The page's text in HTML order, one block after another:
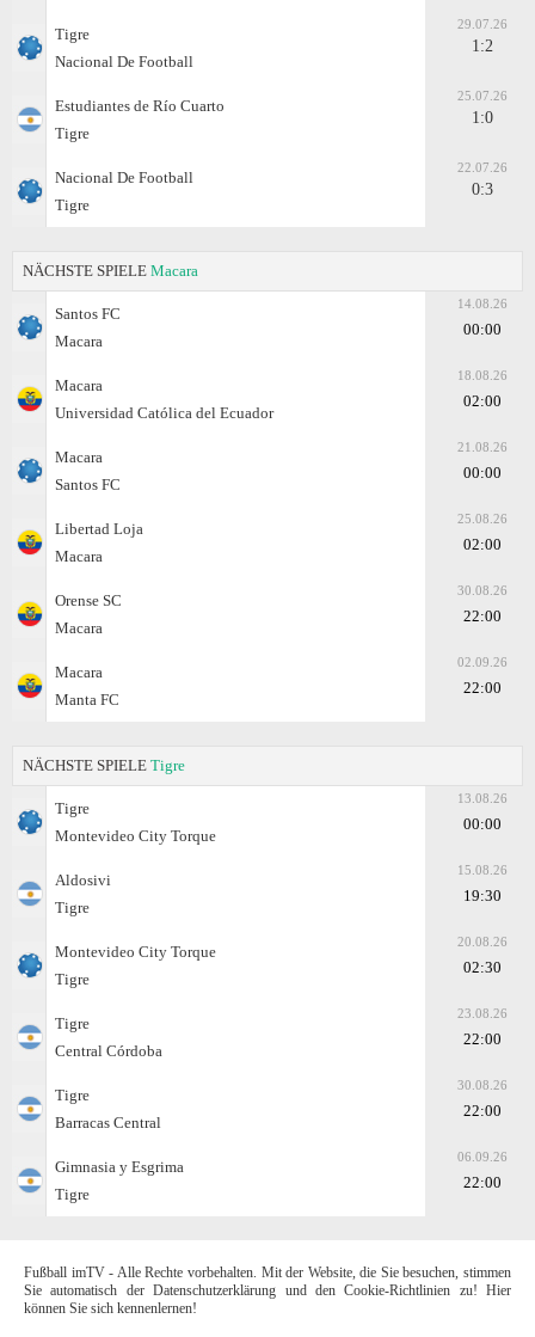
Tigre
Nacional De Football
29.07.26
1:2
Estudiantes de Río Cuarto
Tigre
25.07.26
1:0
Nacional De Football
Tigre
22.07.26
0:3
NÄCHSTE SPIELE Macara
Santos FC
Macara
14.08.26
00:00
Macara
Universidad Católica del Ecuador
18.08.26
02:00
Macara
Santos FC
21.08.26
00:00
Libertad Loja
Macara
25.08.26
02:00
Orense SC
Macara
30.08.26
22:00
Macara
Manta FC
02.09.26
22:00
NÄCHSTE SPIELE Tigre
Tigre
Montevideo City Torque
13.08.26
00:00
Aldosivi
Tigre
15.08.26
19:30
Montevideo City Torque
Tigre
20.08.26
02:30
Tigre
Central Córdoba
23.08.26
22:00
Tigre
Barracas Central
30.08.26
22:00
Gimnasia y Esgrima
Tigre
06.09.26
22:00
Fußball imTV - Alle Rechte vorbehalten. Mit der Website, die Sie besuchen, stimmen
Sie automatisch der Datenschutzerklärung und den Cookie-Richtlinien zu! Hier
können Sie sich kennenlernen!